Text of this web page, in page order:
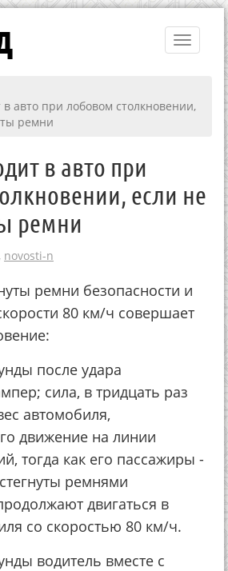
Toggle
авто при лобовом столкновении,
ремни
в авто при
если не
ремни
novosti-n
ремни безопасности и
80 км/ч совершает
после удара
сила, в тридцать раз
автомобиля,
движение на линии
тогда как его пассажиры -
ремнями
двигаться в
со скоростью 80 км/ч.
водитель вместе с